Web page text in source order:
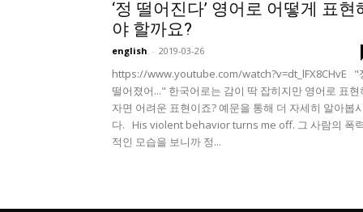
‘정 떨어진다’ 영어로 어떻게 표현
야 할까요?
english - 2019-03-26
https://www.youtube.com/watch?v=dt_lFX8CHvE "
떨어졌어..." 한국어로는 감이 딱 잡히지만 영어로 표현
자면 어려운 표현이죠? 예문을 통해 더 자세히 알아봅시
다. His violent behavior turns me off. 그 사람의 폭력
적인 모습을 보니까 정...